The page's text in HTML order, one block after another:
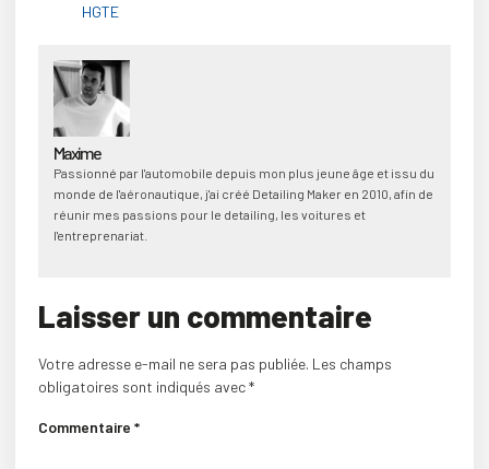
HGTE
Maxime
Passionné par l'automobile depuis mon plus jeune âge et issu du
monde de l'aéronautique, j'ai créé Detailing Maker en 2010, afin de
réunir mes passions pour le detailing, les voitures et
l'entreprenariat.
Laisser un commentaire
Votre adresse e-mail ne sera pas publiée. Les champs
obligatoires sont indiqués avec*
Commentaire *